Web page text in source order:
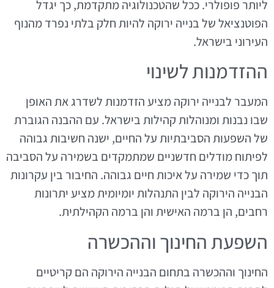
ליותר פופולרי. ככל שהטכנולוגיה מתקדמת, כך יגדל
הפוטנציאל של בנייה ירוקה להיות חלק בלתי נפרד מהנוף
העירוני בישראל.
ההזדמנות לשינוי
המעבר לבנייה ירוקה מציע הזדמנות לשדרג את האופן
שבו נבנות ומנוהלות קהילות בישראל. עם ההבנה הגוברת
של השפעות הסביבתיות על החיים, ישנה חשיבות גבוהה
לפיתוח מודלים חדשניים שמתמקדים בשמירה על הסביבה
תוך כדי שמירה על איכות חיים גבוהה. החיבור בין עקרונות
הבנייה הירוקה לבין התנהלות יומיומית מציע יתרונות
רחבים, הן ברמה האישית והן ברמה הקהילתית.
השפעת החינוך וההכשרה
החינוך וההכשרה בתחום הבנייה הירוקה הם קריטיים